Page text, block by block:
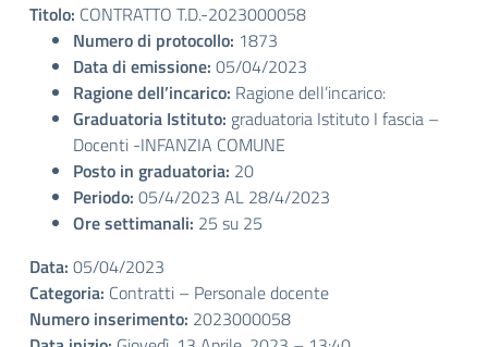
Titolo: CONTRATTO T.D.-2023000058
Numero di protocollo: 1873
Data di emissione: 05/04/2023
Ragione dell’incarico: Ragione dell’incarico:
Graduatoria Istituto: graduatoria Istituto I fascia –
Docenti -INFANZIA COMUNE
Posto in graduatoria: 20
Periodo: 05/4/2023 AL 28/4/2023
Ore settimanali: 25 su 25
Data: 05/04/2023
Categoria: Contratti – Personale docente
Numero inserimento: 2023000058